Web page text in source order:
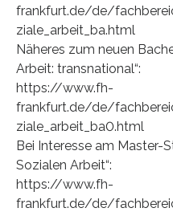
frankfurt.de/de/
ziale_arbeit_ba.html
Näheres zum neuen
Arbeit: transnational“:
https://www.fh-
frankfurt.de/de/
ziale_arbeit_ba0.html
Bei Interesse am Master-
Sozialen Arbeit“:
https://www.fh-
frankfurt.de/de/